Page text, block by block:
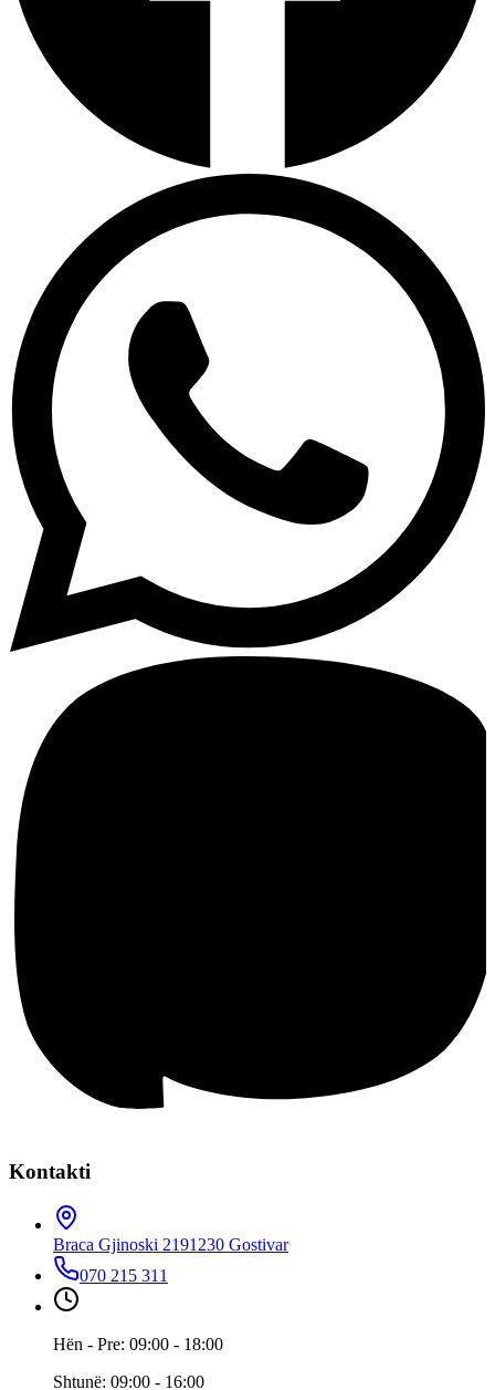
Kontakti
Braca Gjinoski 2191230 Gostivar
070 215 311
Hën - Pre: 09:00 - 18:00
Shtunë: 09:00 - 16:00